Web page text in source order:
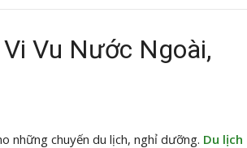
Vu Nước Ngoài,
những chuyến du lịch, nghỉ dưỡng. Du lịch